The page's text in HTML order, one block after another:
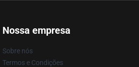
Nossa empresa
Sobre nós
Termos e Condições